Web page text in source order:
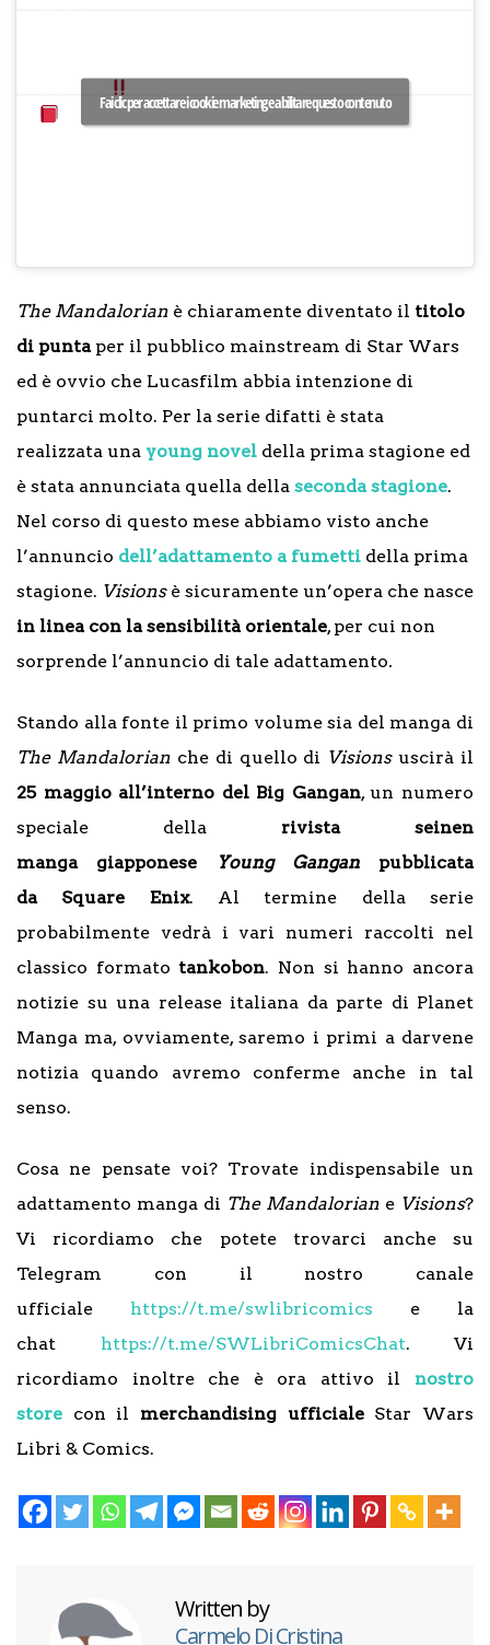
ズ:
ョン
ズ』
定
ォーズの日
ズ公式
April 25, 2022
Fai clic per accettare i cookie marketing e abilitare questo contenuto
The Mandalorian è chiaramente diventato il titolo
di puntaper il pubblico mainstream di Star Wars
ed è ovvio che Lucasfilm abbia intenzione di
puntarci molto. Per la serie difatti è stata
realizzata una young novel della prima stagione ed
è stata annunciata quella della seconda stagione.
Nel corso di questo mese abbiamo visto anche
l’annuncio dell’adattamento a fumetti della prima
stagione. Visions è sicuramente un’opera che nasce
in linea con la sensibilità orientale, per cui non
sorprende l’annuncio di tale adattamento.
Stando alla fonte il primo volume sia del manga di
The Mandalorianche di quello di Visionsuscirà il
25 maggio all’interno del Big Gangan, un numero
speciale della rivista seinen
manga giapponese
Young Ganganpubblicata
da Square Enix. Al termine della serie
probabilmente vedrà i vari numeri raccolti nel
classico formato tankobon. Non si hanno ancora
notizie su una release italiana da parte di Planet
Manga ma, ovviamente, saremo i primi a darvene
notizia quando avremo conferme anche in tal
senso.
Cosa ne pensate voi? Trovate indispensabile un
adattamento manga di The Mandalorian e Visions?
Vi ricordiamo che potete trovarci anche su
Telegram con il nostro canale
ufficiale https://t.me/swlibricomics e la
chat https://t.me/SWLibriComicsChat. Vi
ricordiamo inoltre che è ora attivo il nostro
store con il merchandising ufficialeStar Wars
Libri & Comics.
Written by
Carmelo Di Cristina